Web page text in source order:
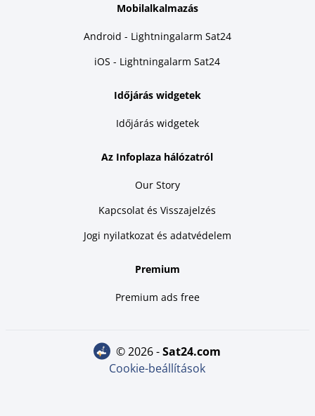
Mobilalkalmazás
Android - Lightningalarm Sat24
iOS - Lightningalarm Sat24
Időjárás widgetek
Időjárás widgetek
Az Infoplaza hálózatról
Our Story
Kapcsolat és Visszajelzés
Jogi nyilatkozat és adatvédelem
Premium
Premium ads free
© 2026 - sat24.com
Cookie-beállítások